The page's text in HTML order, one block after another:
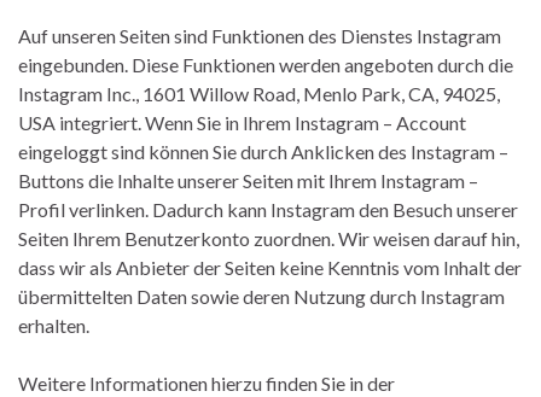
Auf unseren Seiten sind Funktionen des Dienstes Instagram
eingebunden. Diese Funktionen werden angeboten durch die
Instagram Inc., 1601 Willow Road, Menlo Park, CA, 94025,
USA integriert. Wenn Sie in Ihrem Instagram – Account
eingeloggt sind können Sie durch Anklicken des Instagram –
Buttons die Inhalte unserer Seiten mit Ihrem Instagram –
Profil verlinken. Dadurch kann Instagram den Besuch unserer
Seiten Ihrem Benutzerkonto zuordnen. Wir weisen darauf hin,
dass wir als Anbieter der Seiten keine Kenntnis vom Inhalt der
übermittelten Daten sowie deren Nutzung durch Instagram
erhalten.
Weitere Informationen hierzu finden Sie in der